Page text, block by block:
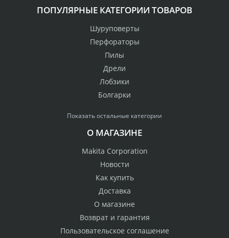
ПОПУЛЯРНЫЕ КАТЕГОРИИ ТОВАРОВ
Шуруповерты
Перфораторы
Пилы
Дрели
Лобзики
Болгарки
Показать остальные категории
О МАГАЗИНЕ
Makita Corporation
Новости
Как купить
Доставка
О магазине
Возврат и гарантия
Пользовательское соглашение